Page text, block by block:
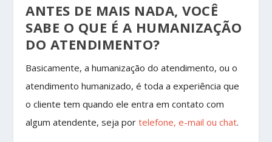
ANTES DE MAIS NADA, VOCÊ
SABE O QUE É A HUMANIZAÇÃO
DO ATENDIMENTO?
Basicamente, a humanização do atendimento, ou o
atendimento humanizado, é toda a experiência que
o cliente tem quando ele entra em contato com
algum atendente, seja portelefone, e-mail ou chat.